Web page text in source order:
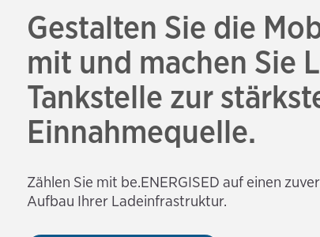
Gestalten Sie die
mit und machen Sie
Tankstelle zur
Einnahmequelle.
Zählen Sie mit be.ENERGISED auf einen
Aufbau Ihrer Ladeinfrastruktur.